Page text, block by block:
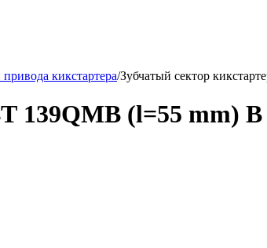
кикстартера/Зубчатый сектор
139QMB (l=55 mm) В